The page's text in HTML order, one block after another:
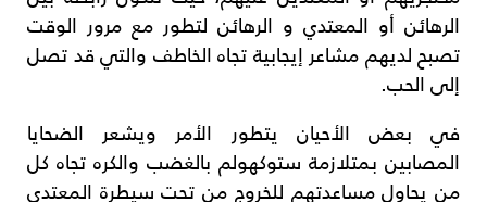
الرهائن أو المعتدي و الرهائن لتطور مع مرور الوقت
تصبح لديهم مشاعر إيجابية تجاه الخاطف والتي قد تصل
إلى الحب.
في بعض الأحيان يتطور الأمر ويشعر الضحايا
المصابين بمتلازمة ستوكهولم بالغضب والكره تجاه كل
من يحاول مساعدتهم للخروج من تحت سيطرة المعتدى